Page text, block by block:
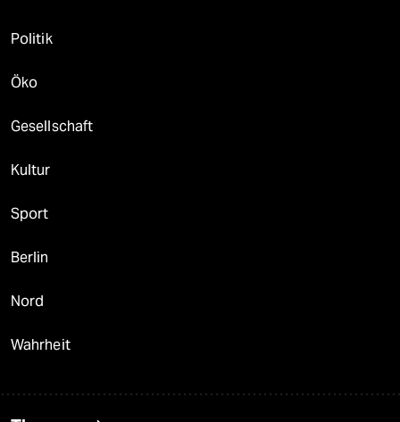
Politik
Öko
Gesellschaft
Kultur
Sport
Berlin
Nord
Wahrheit